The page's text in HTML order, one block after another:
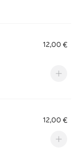
12,00 €
12,00 €